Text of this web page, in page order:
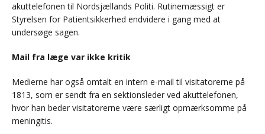
akuttelefonen til Nordsjællands Politi. Rutinemæssigt er
Styrelsen for Patientsikkerhed endvidere i gang med at
undersøge sagen.
Mail fra læge var ikke kritik
Medierne har også omtalt en intern e-mail til visitatorerne på
1813, som er sendt fra en sektionsleder ved akuttelefonen,
hvor han beder visitatorerne være særligt opmærksomme på
meningitis.